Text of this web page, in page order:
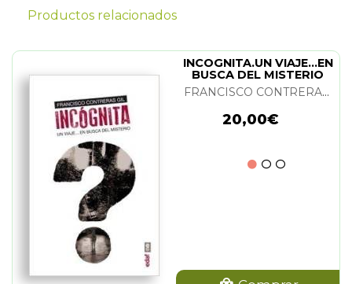
Productos relacionados
INCOGNITA.UN VIAJE...EN
BUSCA DEL MISTERIO
FRANCISCO CONTRERAS GIL
20,00€